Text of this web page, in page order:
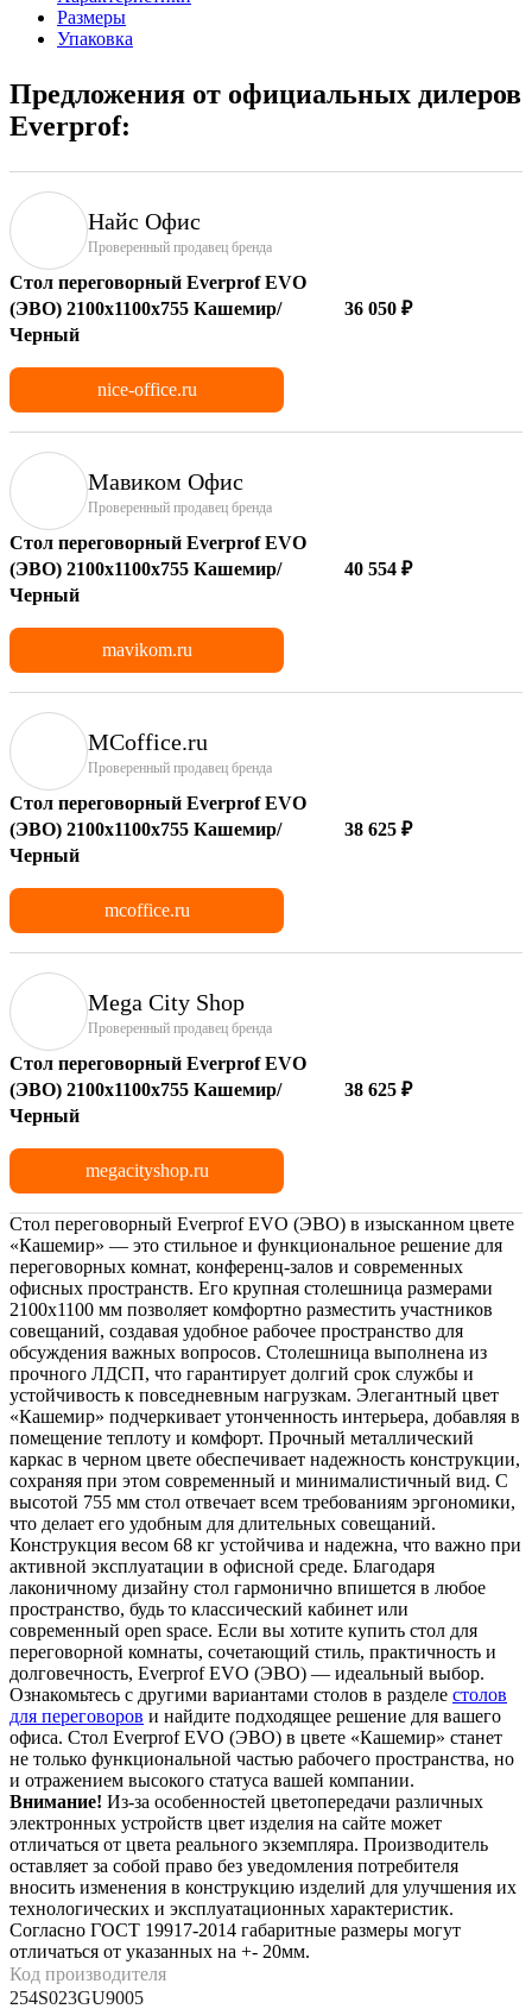
Размеры
Упаковка
Предложения от официальных дилеров
Everprof:
Найс Офис
Проверенный продавец бренда
Стол переговорный Everprof EVO
(ЭВО) 2100х1100x755 Кашемир/
Черный
36 050 ₽
nice-office.ru
Мавиком Офис
Проверенный продавец бренда
Стол переговорный Everprof EVO
(ЭВО) 2100х1100x755 Кашемир/
Черный
40 554 ₽
mavikom.ru
MCoffice.ru
Проверенный продавец бренда
Стол переговорный Everprof EVO
(ЭВО) 2100х1100x755 Кашемир/
Черный
38 625 ₽
mcoffice.ru
Mega City Shop
Проверенный продавец бренда
Стол переговорный Everprof EVO
(ЭВО) 2100х1100x755 Кашемир/
Черный
38 625 ₽
megacityshop.ru
Стол переговорный Everprof EVO (ЭВО) в изысканном цвете
«Кашемир» — это стильное и функциональное решение для
переговорных комнат, конференц-залов и современных
офисных пространств. Его крупная столешница размерами
2100х1100 мм позволяет комфортно разместить участников
совещаний, создавая удобное рабочее пространство для
обсуждения важных вопросов. Столешница выполнена из
прочного ЛДСП, что гарантирует долгий срок службы и
устойчивость к повседневным нагрузкам. Элегантный цвет
«Кашемир» подчеркивает утонченность интерьера, добавляя в
помещение теплоту и комфорт. Прочный металлический
каркас в черном цвете обеспечивает надежность конструкции,
сохраняя при этом современный и минималистичный вид. С
высотой 755 мм стол отвечает всем требованиям эргономики,
что делает его удобным для длительных совещаний.
Конструкция весом 68 кг устойчива и надежна, что важно при
активной эксплуатации в офисной среде. Благодаря
лаконичному дизайну стол гармонично впишется в любое
пространство, будь то классический кабинет или
современный open space. Если вы хотите купить стол для
переговорной комнаты, сочетающий стиль, практичность и
долговечность, Everprof EVO (ЭВО) — идеальный выбор.
Ознакомьтесь с другими вариантами столов в разделе столов
для переговоров и найдите подходящее решение для вашего
офиса. Стол Everprof EVO (ЭВО) в цвете «Кашемир» станет
не только функциональной частью рабочего пространства, но
и отражением высокого статуса вашей компании.
Внимание! Из-за особенностей цветопередачи различных
электронных устройств цвет изделия на сайте может
отличаться от цвета реального экземпляра. Производитель
оставляет за собой право без уведомления потребителя
вносить изменения в конструкцию изделий для улучшения их
технологических и эксплуатационных характеристик.
Согласно ГОСТ 19917-2014 габаритные размеры могут
отличаться от указанных на +- 20мм.
Код производителя
254S023GU9005